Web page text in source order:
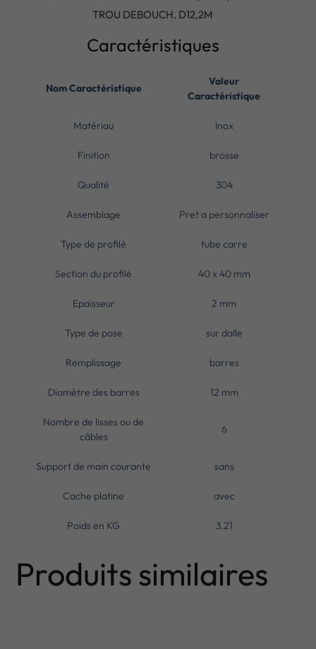
TROU DEBOUCH. D12,2M
Caractéristiques
Nom Caractéristique
Valeur
Caractéristique
Matériau Inox
Finition brosse
Qualité 304
Assemblage Pret a personnaliser
Type de profilé tube carre
Section du profilé 40 x 40 mm
Epaisseur 2 mm
Type de pose sur dalle
Remplissage barres
Diamètre des barres 12 mm
Nombre de lisses ou de
câbles
6
Support de main courante sans
Cache platine avec
Poids en KG 3.21
Produits similaires